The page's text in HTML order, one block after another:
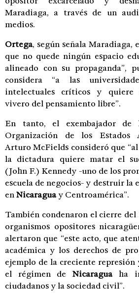
Maradiaga, a través de un
medios.
Ortega, según señala Maradiaga,
que no quede ningún espacio
alineado con su propaganda”,
considera “a las
intelectuales críticos y quiere
vivero del pensamiento libre”.
En tanto, el exembajador de
Organización de los Estados
Arturo McFields consideró que
la dictadura quiere matar el
(John F.) Kennedy -uno de los
escuela de negocios- y destruir la
enNicaraguay Centroamérica”.
También condenaron el cierre
organismos opositores
alertaron que “este acto, que
académica y los derechos de
ejemplo de la creciente
el régimen deNicaraguaha
ciudadanos y la sociedad civil”.